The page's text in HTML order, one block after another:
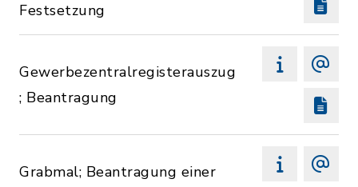
Festsetzung
Gewerbezentralregisterauszug
; Beantragung
Grabmal; Beantragung einer